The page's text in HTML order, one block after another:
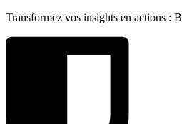
Transformez vos insights en actions :